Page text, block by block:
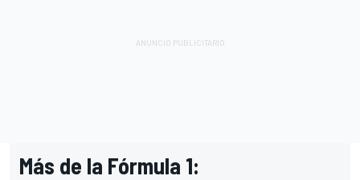
Más de la Fórmula 1: